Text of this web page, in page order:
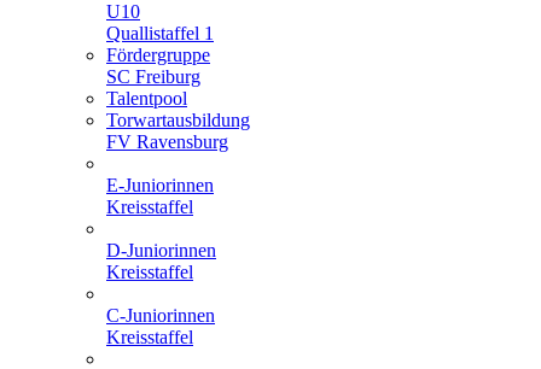
U10
Quallistaffel 1
Fördergruppe
SC Freiburg
Talentpool
Torwartausbildung
FV Ravensburg
E-Juniorinnen
Kreisstaffel
D-Juniorinnen
Kreisstaffel
C-Juniorinnen
Kreisstaffel